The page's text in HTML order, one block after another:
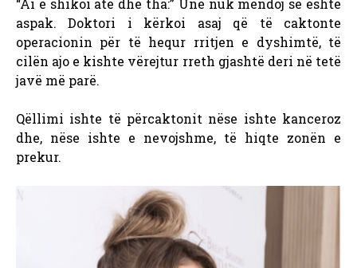
“Ai e shikoi atë dhe tha:” Unë nuk mendoj se është
aspak.Doktori i kërkoi asaj që të caktonte
operacionin për të hequr rritjen e dyshimtë, të
cilën ajo e kishte vërejtur rreth gjashtë deri në tetë
javë më parë.
Qëllimi ishte të përcaktonit nëse ishte kanceroz
dhe, nëse ishte e nevojshme, të hiqte zonën e
prekur.